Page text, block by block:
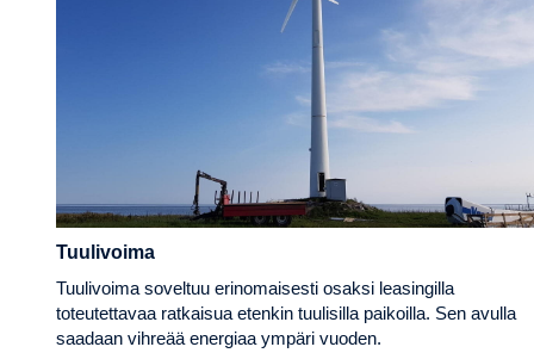
Tuulivoima
Tuulivoima soveltuu erinomaisesti osaksi leasingilla
toteutettavaa ratkaisua etenkin tuulisilla paikoilla. Sen avulla
saadaan vihreää energiaa ympäri vuoden.